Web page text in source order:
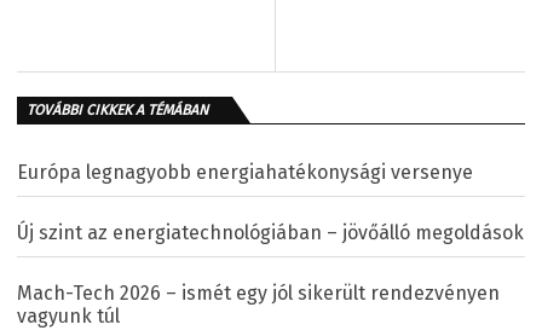
TOVÁBBI CIKKEK A TÉMÁBAN
Európa legnagyobb energiahatékonysági versenye
Új szint az energiatechnológiában – jövőálló megoldások
Mach-Tech 2026 – ismét egy jól sikerült rendezvényen
vagyunk túl